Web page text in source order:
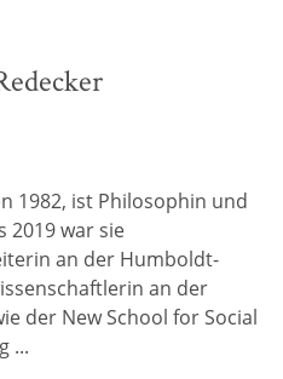
1982, ist Philosophin und
2019 war sie
an der Humboldt-
an der
der New School for Social
...